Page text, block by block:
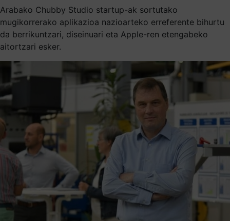
Arabako Chubby Studio startup-ak sortutako
mugikorrerako aplikazioa nazioarteko erreferente bihurtu
da berrikuntzari, diseinuari eta Apple-ren etengabeko
aitortzari esker.